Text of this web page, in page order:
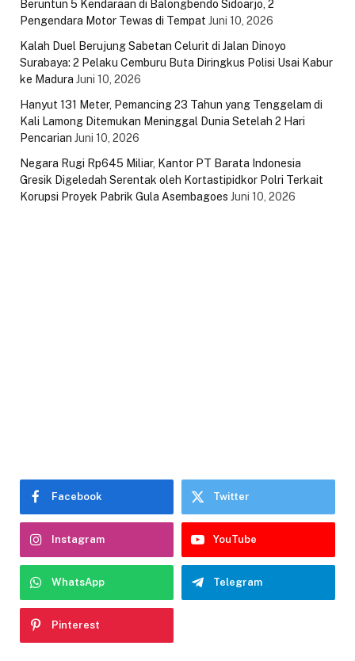
Beruntun 5 Kendaraan di Balongbendo Sidoarjo, 2
Pengendara Motor Tewas di Tempat Juni 10, 2026
Kalah Duel Berujung Sabetan Celurit di Jalan Dinoyo
Surabaya: 2 Pelaku Cemburu Buta Diringkus Polisi Usai Kabur
ke Madura Juni 10, 2026
Hanyut 131 Meter, Pemancing 23 Tahun yang Tenggelam di
Kali Lamong Ditemukan Meninggal Dunia Setelah 2 Hari
Pencarian Juni 10, 2026
Negara Rugi Rp645 Miliar, Kantor PT Barata Indonesia
Gresik Digeledah Serentak oleh Kortastipidkor Polri Terkait
Korupsi Proyek Pabrik Gula Asembagoes Juni 10, 2026
Facebook Twitter
Instagram YouTube
WhatsApp Telegram
Pinterest